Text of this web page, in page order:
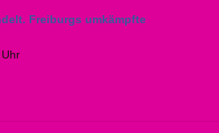
Freiburgs umkämpfte